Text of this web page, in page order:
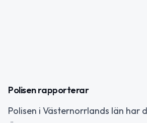
Polisen rapporterar
Polisen i Västernorrlands län har